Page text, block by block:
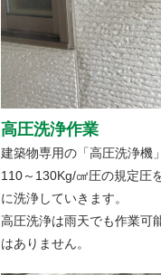
高圧洗浄作業
建築物専用の「高圧洗浄機
110～130Kg/㎠圧の規定圧
に洗浄していきます。
高圧洗浄は雨天でも作業可
はありません。